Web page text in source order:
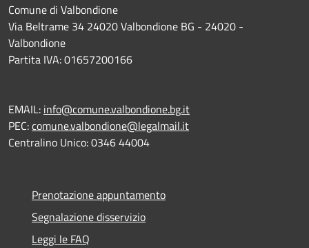
Comune di Valbondione
Via Beltrame 34 24020 Valbondione BG - 24020 -
Valbondione
Partita IVA: 01657200166
EMAIL: info@comune.valbondione.bg.it
PEC:comune.valbondione@legalmail.it
Centralino Unico: 0346 44004
Prenotazione appuntamento
Segnalazione disservizio
Leggi le FAQ